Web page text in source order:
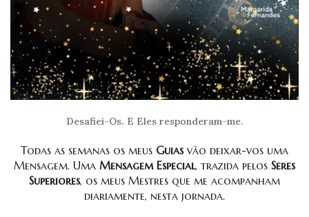
Desafiei-Os. E Eles responderam-me.
Todas as semanas os meus Guiasvão deixar-vos uma
Mensagem. Uma Mensagem Especial, trazida pelos Seres
Superiores, os meus Mestres que me acompanham
diariamente, nesta jornada.